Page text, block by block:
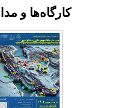
کارگاه‌ها و